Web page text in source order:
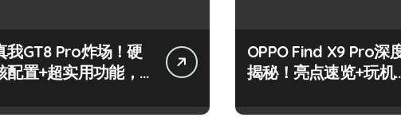
我GT8 Pro炸场！硬
配置+超实用功能，
OPPO Find X9 Pro深
揭秘！亮点速览+玩机